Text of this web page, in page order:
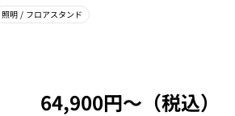
照明 / フロアスタンド
64,900円〜（税込）